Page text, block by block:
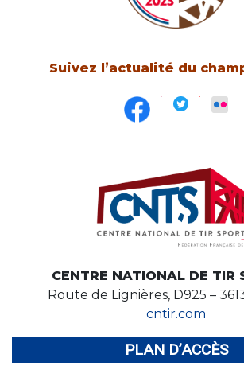
Suivez l’actualité du
CENTRE NATIONAL DE TIR
Route de Lignières, D925 –
cntir.com
PLAN D’ACCÈS